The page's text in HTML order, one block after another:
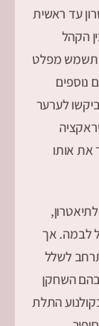
עד ראשית
הקהל
שתשמש מפלט
נוספים
לערער
את אותו
לבמה. אך
לשלל
השחקן
התלת